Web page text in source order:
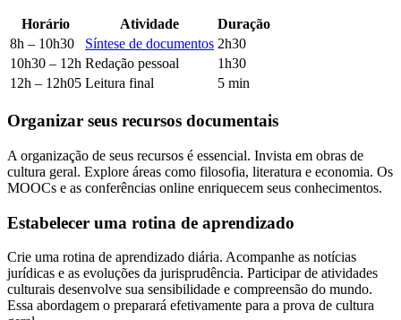
Horário Atividade
Duração
8h – 10h30
Síntese de documentos 2h30
10h30 – 12h Redação pessoal
1h30
12h – 12h05 Leitura final 5 min
Organizar seus recursos documentais
A organização de seus recursos é essencial. Invista em obras de
cultura geral. Explore áreas como filosofia, literatura e economia. Os
MOOCs e as conferências online enriquecem seus conhecimentos.
Estabelecer uma rotina de aprendizado
Crie uma rotina de aprendizado diária. Acompanhe as notícias
jurídicas e as evoluções da jurisprudência. Participar de atividades
culturais desenvolve sua sensibilidade e compreensão do mundo.
Essa abordagem o preparará efetivamente para a prova de cultura